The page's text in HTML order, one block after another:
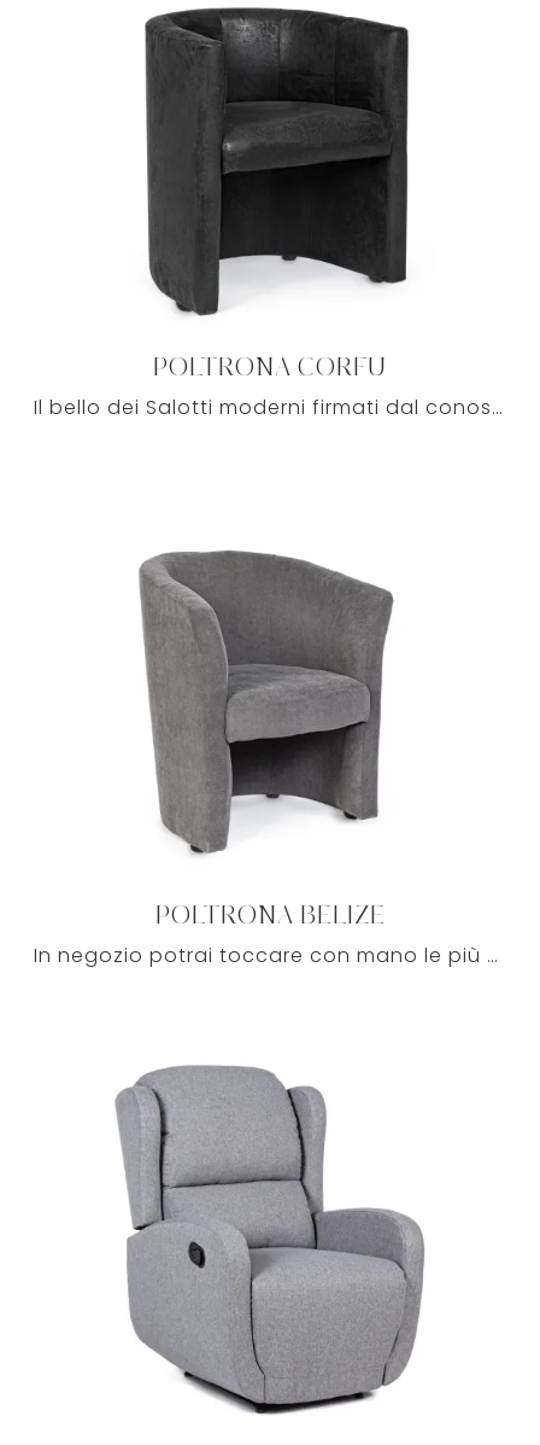
POLTRONA CORFU
Il bello dei Salotti moderni firmati dal conosciuto marchio Bizzotto è prima di tutto il comfort, elemento imprescindibile nel living di ciascuno.
POLTRONA BELIZE
In negozio potrai toccare con mano le più esclusive composizioni con poltrone dai richiami moderni di grande valore e di grande impatto estetico in ...